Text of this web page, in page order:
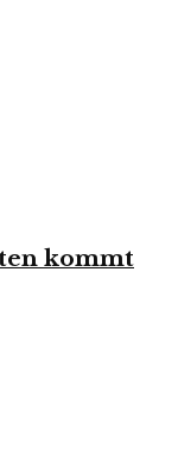
kommt